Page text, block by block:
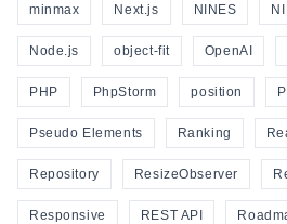
minmax Next.js NINES
Node.js object-fit OpenAI
PHP PhpStorm position
Pseudo Elements Ranking
Repository ResizeObserver
Responsive REST API